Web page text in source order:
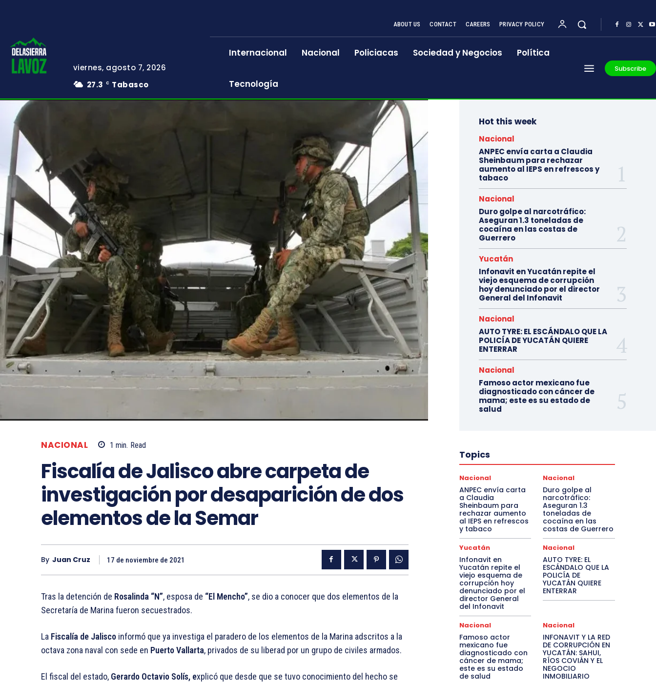
viernes, agosto 7, 2026
27.3
C Tabasco
ABOUT US CONTACT CAREERS PRIVACY POLICY
Internacional Nacional Policiacas Sociedad y Negocios Política
Tecnología
Subscribe
NACIONAL 1 min. Read
Fiscalía de Jalisco abre carpeta de
investigación por desaparición de dos
elementos de la Semar
By Juan Cruz 17 de noviembre de 2021
Tras la detención de Rosalinda “N”, esposa de “El Mencho”, se dio a conocer que dos elementos de la
Secretaría de Marina fueron secuestrados.
La Fiscalía de Jalisco informó que ya investiga el paradero de los elementos de la Marina adscritos a la
octava zona naval con sede en Puerto Vallarta, privados de su liberad por un grupo de civiles armados.
El fiscal del estado, Gerardo Octavio Solís, explicó que desde que se tuvo conocimiento del hecho se
Hot this week
Nacional
ANPEC envía carta a Claudia
Sheinbaum para rechazar
aumento al IEPS en refrescos y
tabaco
Nacional
Duro golpe al narcotráfico:
Aseguran 1.3 toneladas de
cocaína en las costas de
Guerrero
Yucatán
Infonavit en Yucatán repite el
viejo esquema de corrupción
hoy denunciado por el director
General del Infonavit
Nacional
AUTO TYRE: EL ESCÁNDALO QUE LA
POLICÍA DE YUCATÁN QUIERE
ENTERRAR
Nacional
Famoso actor mexicano fue
diagnosticado con cáncer de
mama; este es su estado de
salud
Topics
Nacional
ANPEC envía carta
a Claudia
Sheinbaum para
rechazar aumento
al IEPS en refrescos
y tabaco
Nacional
Duro golpe al
narcotráfico:
Aseguran 1.3
toneladas de
cocaína en las
costas de Guerrero
Yucatán
Infonavit en
Yucatán repite el
viejo esquema de
corrupción hoy
denunciado por el
director General
del Infonavit
Nacional
AUTO TYRE: EL
ESCÁNDALO QUE LA
POLICÍA DE
YUCATÁN QUIERE
ENTERRAR
Nacional
Famoso actor
mexicano fue
diagnosticado con
cáncer de mama;
este es su estado
de salud
Nacional
INFONAVIT Y LA RED
DE CORRUPCIÓN EN
YUCATÁN: SAHUI,
RÍOS COVIÁN Y EL
NEGOCIO
INMOBILIARIO